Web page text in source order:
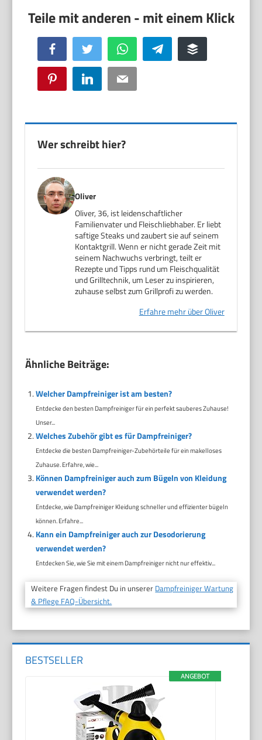
Facebook Twitter WhatsApp Telegram Buffer
Pinterest LinkedIn Email
Wer schreibt hier?
Oliver
Oliver, 36, ist leidenschaftlicher
Familienvater und Fleischliebhaber. Er liebt
saftige Steaks und zaubert sie auf seinem
Kontaktgrill. Wenn er nicht gerade Zeit mit
seinem Nachwuchs verbringt, teilt er
Rezepte und Tipps rund um Fleischqualität
und Grilltechnik, um Leser zu inspirieren,
zuhause selbst zum Grillprofi zu werden.
Erfahre mehr über Oliver
Ähnliche Beiträge:
Welcher Dampfreiniger ist am besten?
Entdecke den besten Dampfreiniger für ein perfekt sauberes Zuhause!
Unser...
Welches Zubehör gibt es für Dampfreiniger?
Entdecke die besten Dampfreiniger-Zubehörteile für ein makelloses
Zuhause. Erfahre, wie...
Können Dampfreiniger auch zum Bügeln von Kleidung
verwendet werden?
Entdecke, wie Dampfreiniger Kleidung schneller und effizienter bügeln
können. Erfahre...
Kann ein Dampfreiniger auch zur Desodorierung
verwendet werden?
Entdecken Sie, wie Sie mit einem Dampfreiniger nicht nur effektiv...
Weitere Fragen findest Du in unserer Dampfreiniger Wartung
& Pflege FAQ-Übersicht.
BESTSELLER
ANGEBOT